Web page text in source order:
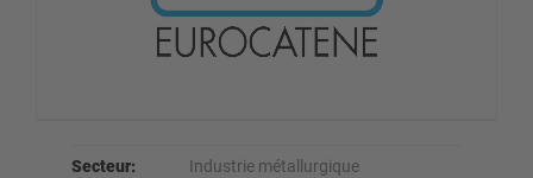
Secteur: Industrie métallurgique